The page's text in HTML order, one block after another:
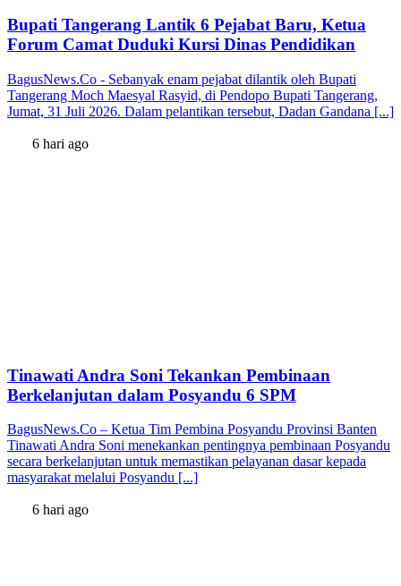
Bupati Tangerang Lantik 6 Pejabat Baru, Ketua
Forum Camat Duduki Kursi Dinas Pendidikan
BagusNews.Co - Sebanyak enam pejabat dilantik oleh Bupati
Tangerang Moch Maesyal Rasyid, di Pendopo Bupati Tangerang,
Jumat, 31 Juli 2026. Dalam pelantikan tersebut, Dadan Gandana [...]
6 hari ago
Tinawati Andra Soni Tekankan Pembinaan
Berkelanjutan dalam Posyandu 6 SPM
BagusNews.Co – Ketua Tim Pembina Posyandu Provinsi Banten
Tinawati Andra Soni menekankan pentingnya pembinaan Posyandu
secara berkelanjutan untuk memastikan pelayanan dasar kepada
masyarakat melalui Posyandu [...]
6 hari ago